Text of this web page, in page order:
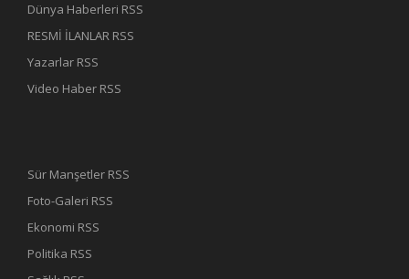
Dünya Haberleri RSS
RESMİ İLANLAR RSS
Yazarlar RSS
Video Haber RSS
Sür Manşetler RSS
Foto-Galeri RSS
Ekonomi RSS
Politika RSS